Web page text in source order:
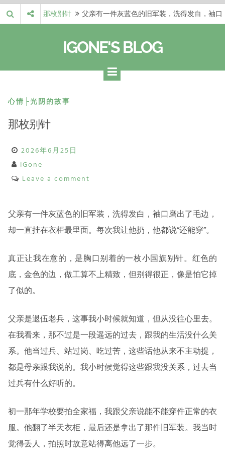
Skip
to
那枚别针
父亲有一件灰蓝色的旧军装，洗得发白，袖口
自己的生活和命…
梁冬 |…
梁冬：有一些人在某个阶段掌握了第一性原
理，完成了一次彻…
梁冬 |…
梁冬：总还有那么百分之一的人，既不努力，
IGONE'S BLOG
心情├光阴的故事
那枚别针
2026年6月25日
IGone
Leave a comment
父亲有一件灰蓝色的旧军装，洗得发白，袖口磨出了毛边，
却一直挂在衣柜最里面。每次我让他扔，他都说”还能穿”。
真正让我在意的，是胸口别着的一枚小国旗别针。红色的
底，金色的边，做工算不上精致，但别得很正，像是怕它掉
了似的。
父亲是退伍老兵，这事我小时候就知道，但从没往心里去。
在我看来，那不过是一段遥远的过去，跟我的生活没什么关
系。他当过兵、站过岗、吃过苦，这些话他从来不主动提，
都是母亲跟我说的。我小时候觉得这些跟我没关系，过去当
过兵有什么好听的。
初一那年学校要拍全家福，我跟父亲说能不能穿件正常的衣
服。他翻了半天衣柜，最后还是拿出了那件旧军装。我当时
觉得丢人，拍照时故意站得离他远了一步。